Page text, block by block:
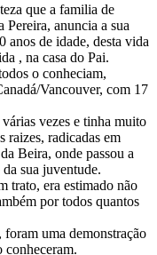
que a familia de
Pereira, anuncia a sua
anos de idade, desta vida
, na casa do Pai.
o conheciam,
Vancouver, com 17
vezes e tinha muito
raizes, radicadas em
Beira, onde passou a
sua juventude.
trato, era estimado não
por todos quantos
uma demonstração
conheceram.